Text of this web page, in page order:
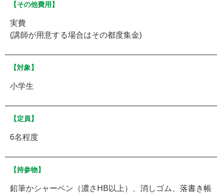
【その他費用】
実費
(講師が用意する場合はその都度集金)
【対象】
小学生
【定員】
6名程度
【持参物】
鉛筆かシャーペン（濃さHB以上）、消しゴム、落書き帳